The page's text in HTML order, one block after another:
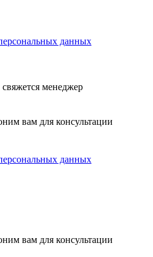
данных
менеджер
вам для консультации
данных
вам для консультации